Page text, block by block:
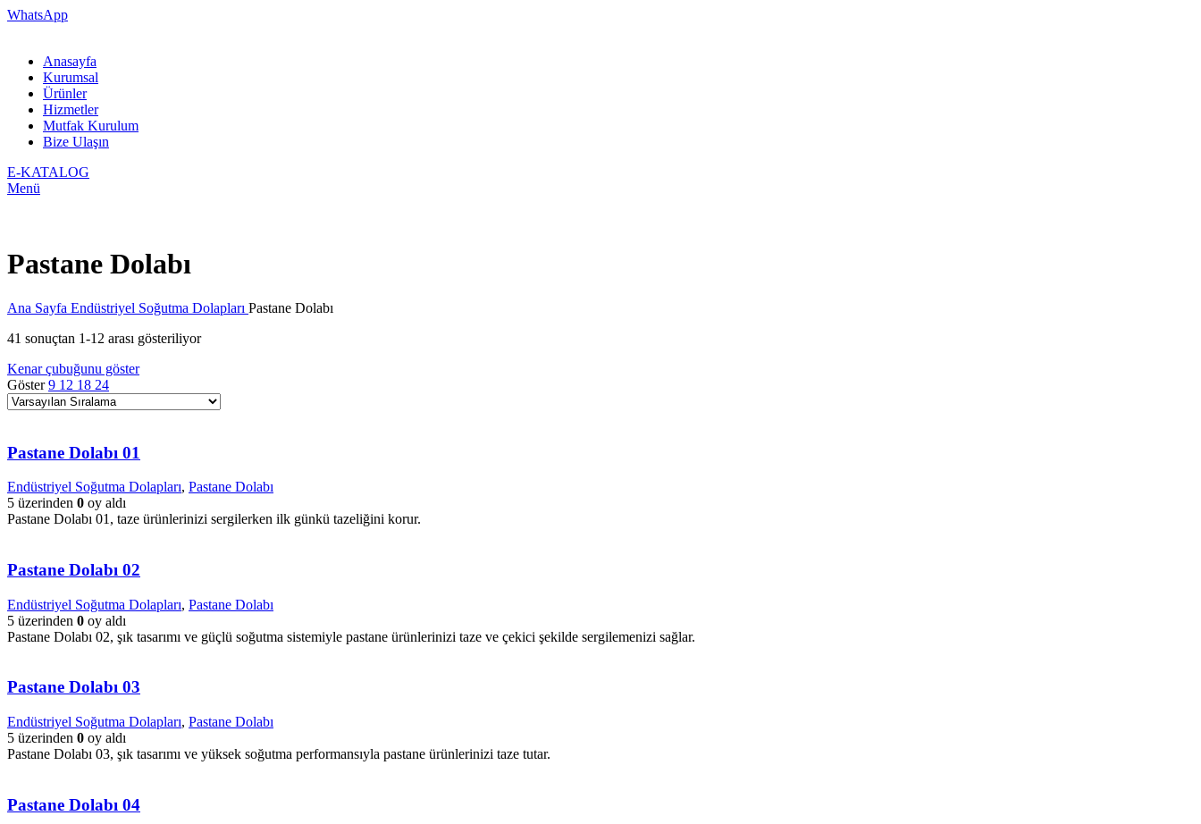
WhatsApp
Anasayfa
Kurumsal
Ürünler
Hizmetler
Mutfak Kurulum
Bize Ulaşın
E-KATALOG
Menü
Pastane Dolabı
Ana Sayfa Endüstriyel Soğutma Dolapları Pastane Dolabı
41 sonuçtan 1-12 arası gösteriliyor
Kenar çubuğunu göster
Göster9 12 18 24
Pastane Dolabı 01
Endüstriyel Soğutma Dolapları, Pastane Dolabı
5 üzerinden 0 oy aldı
Pastane Dolabı 01, taze ürünlerinizi sergilerken ilk günkü tazeliğini korur.
Pastane Dolabı 02
Endüstriyel Soğutma Dolapları, Pastane Dolabı
5 üzerinden 0 oy aldı
Pastane Dolabı 02, şık tasarımı ve güçlü soğutma sistemiyle pastane ürünlerinizi taze ve çekici şekilde sergilemenizi sağlar.
Pastane Dolabı 03
Endüstriyel Soğutma Dolapları, Pastane Dolabı
5 üzerinden 0 oy aldı
Pastane Dolabı 03, şık tasarımı ve yüksek soğutma performansıyla pastane ürünlerinizi taze tutar.
Pastane Dolabı 04